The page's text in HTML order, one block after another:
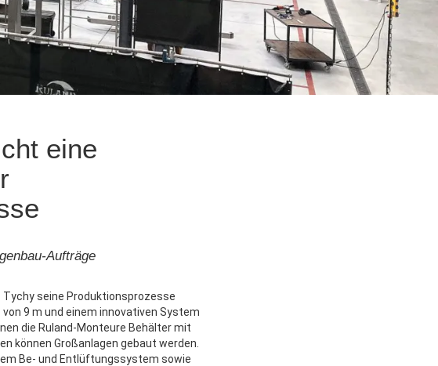
eine
Aufträge
Tychy seine Produktionsprozesse
9 m und einem innovativen System
die Ruland-Monteure Behälter mit
können Großanlagen gebaut werden.
Be- und Entlüftungssystem sowie